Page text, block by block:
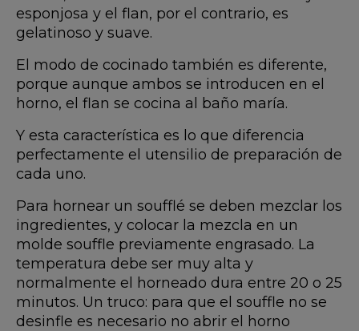
esponjosa y el flan, por el contrario, es
gelatinoso y suave.
El modo de cocinado también es diferente,
porque aunque ambos se introducen en el
horno, el flan se cocina al baño maría.
Y esta característica es lo que diferencia
perfectamente el utensilio de preparación de
cada uno.
Para hornear un soufflé se deben mezclar los
ingredientes, y colocar la mezcla en un
molde souffle previamente engrasado. La
temperatura debe ser muy alta y
normalmente el horneado dura entre 20 o 25
minutos. Un truco: para que el souffle no se
desinfle es necesario no abrir el horno